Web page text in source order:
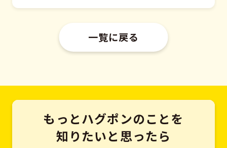
一覧に戻る
もっとハグポンのことを
知りたいと思ったら